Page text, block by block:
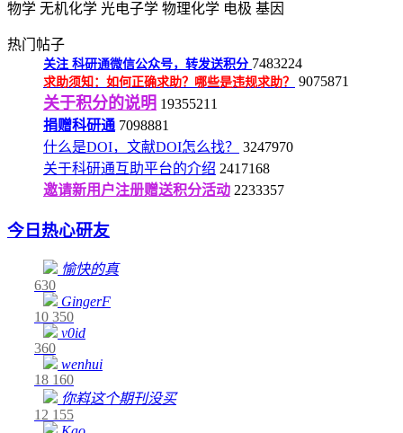
物学 无机化学 光电子学 物理化学 电极 基因
热门帖子
关注 科研通微信公众号，转发送积分 7483224
求助须知：如何正确求助？哪些是违规求助？ 9075871
关于积分的说明 19355211
捐赠科研通 7098881
什么是DOI，文献DOI怎么找？
3247970
关于科研通互助平台的介绍 2417168
邀请新用户注册赠送积分活动 2233357
今日热心研友
愉快的真
630
GingerF
10 350
v0id
360
wenhui
18 160
你嵙这个期刊没买
12 155